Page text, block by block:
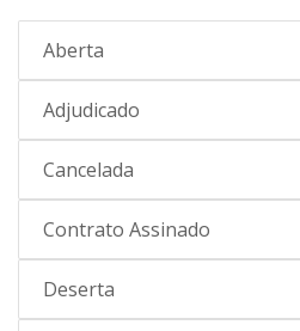
Aberta
Adjudicado
Cancelada
Contrato Assinado
Deserta